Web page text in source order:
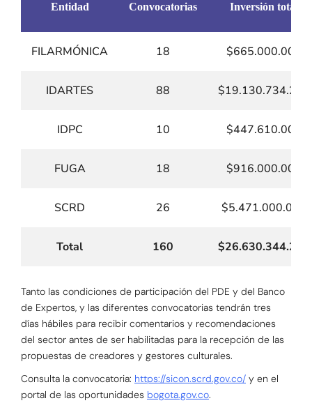
Entidad Convocatorias Inversión total
FILARMÓNICA 18 $665.000.000
IDARTES 88 $19.130.734.259
IDPC 10 $447.610.000
FUGA 18 $916.000.000
SCRD 26 $5.471.000.000
Total 160 $26.630.344.259
Tanto las condiciones de participación del PDE y del Banco
de Expertos, y las diferentes convocatorias tendrán tres
días hábiles para recibir comentarios y recomendaciones
del sector antes de ser habilitadas para la recepción de las
propuestas de creadores y gestores culturales.
Consulta la convocatoria: https://sicon.scrd.gov.co/ y en el
portal de las oportunidades bogota.gov.co.